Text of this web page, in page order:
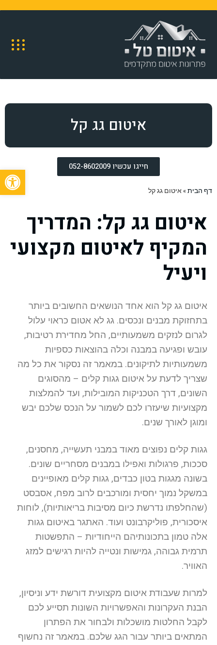
איטום גג קל
חייגו עכשיו 052-8602009
דף הבית»איטום גג קל
איטום גג קל: המדריך
המקיף לאיטום מקצועי
ויעיל
איטום גג קל הוא אחד הנושאים החשובים ביותר
בתחזוקת מבנים ונכסים. גג לא אטום כראוי עלול
לגרום לנזקים משמעותיים, החל מחדירת רטיבות,
עובש ופגיעה במבנה וכלה בהוצאות כספיות
משמעותיות לתיקונים. במאמר זה נסקור את כל מה
שצריך לדעת על איטום גגות קלים – מהסוגים
השונים, דרך הטכניקות המובילות, ועד להמלצות
מקצועיות שיעזרו לכם לשמור על הנכס שלכם יבש
ומוגן לאורך שנים.
גגות קלים נפוצים מאוד במבני תעשייה, מחסנים,
סככות, פרגולות ואפילו במבנים מסחריים שונים.
בשונה מגגות בטון כבדים, גגות קלים מאופיינים
במשקל נמוך יחסית ומורכבים לרוב מפח, אסבסט
(שהחלפתו נדרשת כיום מסיבות בריאותיות), לוחות
איסכורית, פוליקרבונט ועוד. האתגר באיטום גגות
אלה טמון בתכונותיהם הייחודיות – התפשטות
תרמית גבוהה, גמישות ונטייה להיות רגישים למזג
האוויר.
למרות שעבודת איטום מקצועית דורשת ידע וניסיון,
הבנת העקרונות והאפשרויות השונות תסייע לכם
לקבל החלטות מושכלות ולבחור את הפתרון
המתאים ביותר עבור הגג שלכם. במאמר זה נחשוף